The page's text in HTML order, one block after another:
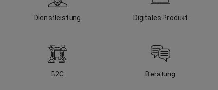
Dienstleistung Digitales Produkt
B2C Beratung